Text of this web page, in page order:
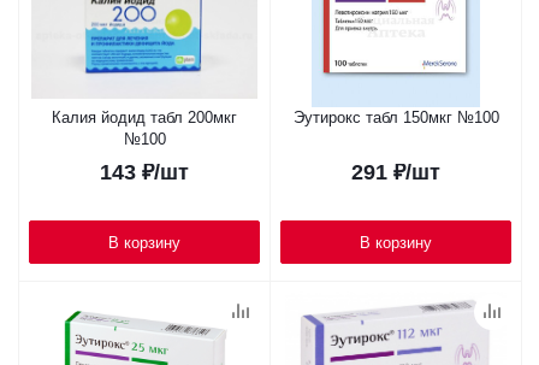
Калия йодид табл 200мкг
№100
143 ₽/шт
В корзину
Эутирокс табл 150мкг №100
291 ₽/шт
В корзину